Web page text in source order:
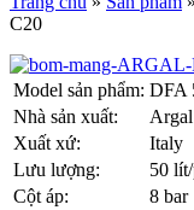
C20
Model sản phẩm: DFA
Nhà sản xuất:
Argal
Xuất xứ:
Italy
Lưu lượng:
50
Cột áp:
8 bar